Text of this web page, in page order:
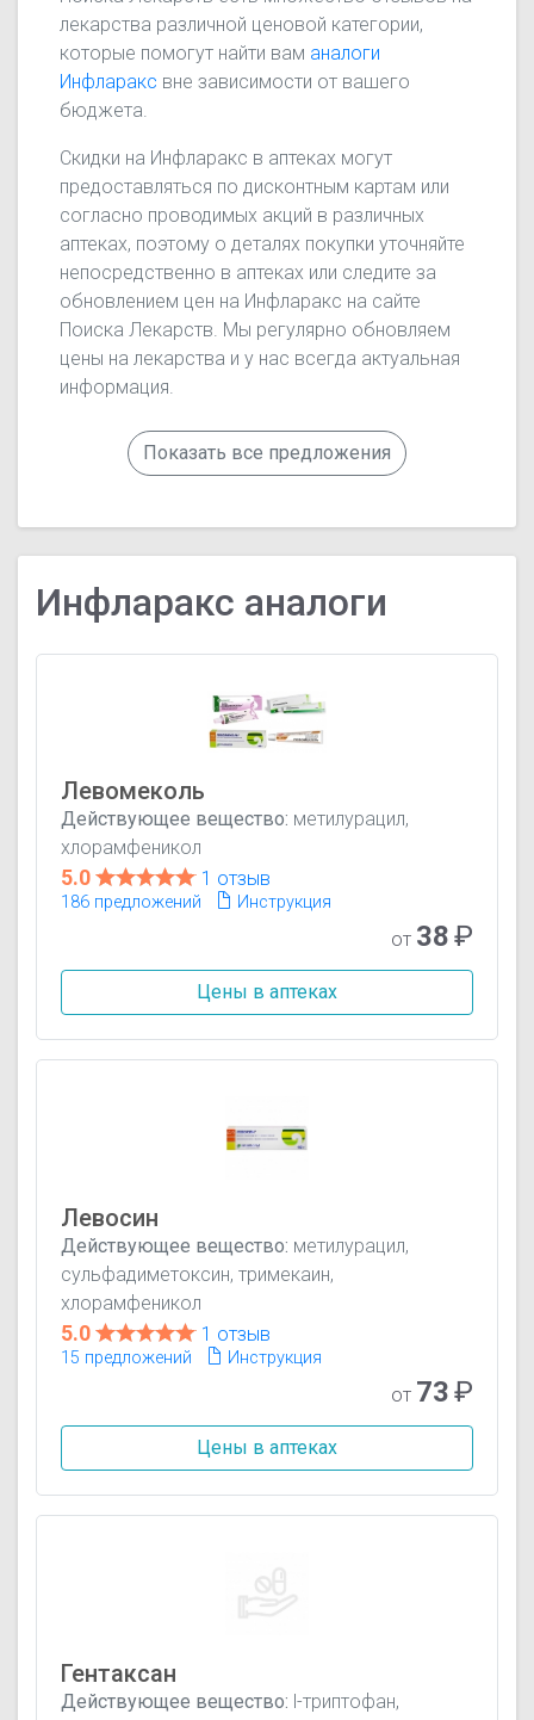
лекарства различной ценовой категории,
которые помогут найти вам аналоги
Инфларакс вне зависимости от вашего
бюджета.
Скидки на Инфларакс в аптеках могут
предоставляться по дисконтным картам или
согласно проводимых акций в различных
аптеках, поэтому о деталях покупки уточняйте
непосредственно в аптеках или следите за
обновлением цен на Инфларакс на сайте
Поиска Лекарств. Мы регулярно обновляем
цены на лекарства и у нас всегда актуальная
информация.
Показать все предложения
Инфларакс аналоги
Левомеколь
Действующее вещество: метилурацил,
хлорамфеникол
5.0 1 отзыв
186 предложений Инструкция
от 38₽
Цены в аптеках
Левосин
Действующее вещество: метилурацил,
сульфадиметоксин, тримекаин,
хлорамфеникол
5.0 1 отзыв
15 предложений Инструкция
от 73₽
Цены в аптеках
Гентаксан
Действующее вещество: l-триптофан,